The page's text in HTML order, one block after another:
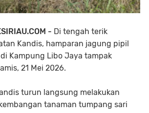
- Di tengah terik
Kandis, hamparan jagung pipil
Kampung Libo Jaya tampak
21 Mei 2026.
turun langsung melakukan
tanaman tumpang sari